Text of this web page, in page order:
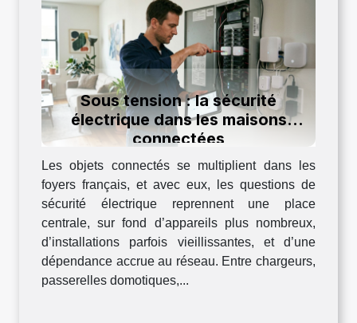
Sous tension : la sécurité
électrique dans les maisons
connectées
Les objets connectés se multiplient dans les
foyers français, et avec eux, les questions de
sécurité électrique reprennent une place
centrale, sur fond d’appareils plus nombreux,
d’installations parfois vieillissantes, et d’une
dépendance accrue au réseau. Entre chargeurs,
passerelles domotiques,...